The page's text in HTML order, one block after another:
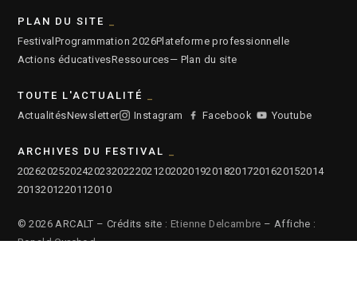
PLAN DU SITE
Festival Programmation 2026Plateforme professionnelle
Actions éducativesRessources— Plan du site
TOUTE L'ACTUALITÉ
ActualitésNewsletter Instagram Facebook Youtube
ARCHIVES DU FESTIVAL
2026202520242023202220212020201920182017201620152014
2013201220112010
© 2026 ARCALT – Crédits site : Etienne Delcambre – Affiche :
Ronald Curchod